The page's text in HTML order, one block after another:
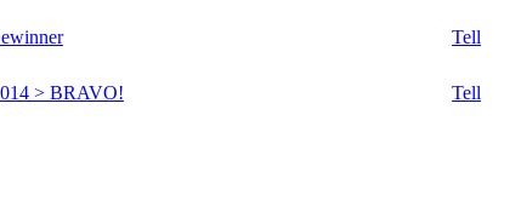
Tell
> BRAVO! Tell